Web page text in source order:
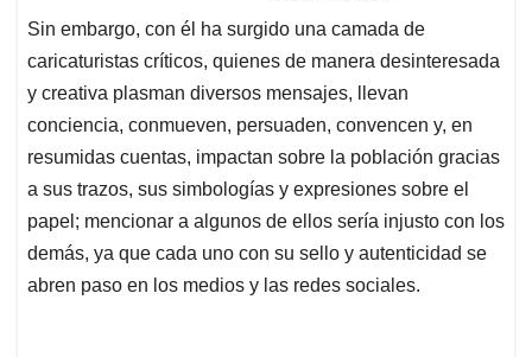
Sin embargo, con él ha surgido una camada de
caricaturistas críticos, quienes de manera desinteresada
y creativa plasman diversos mensajes, llevan
conciencia, conmueven, persuaden, convencen y, en
resumidas cuentas, impactan sobre la población gracias
a sus trazos, sus simbologías y expresiones sobre el
papel; mencionar a algunos de ellos sería injusto con los
demás, ya que cada uno con su sello y autenticidad se
abren paso en los medios y las redes sociales.